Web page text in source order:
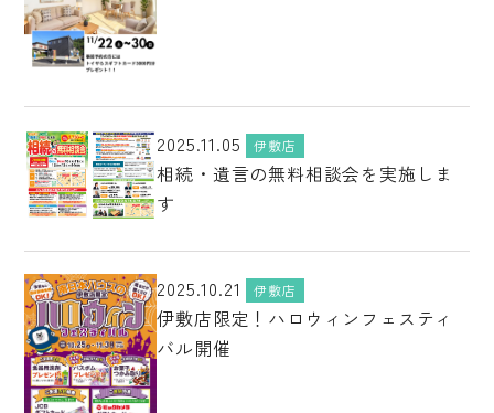
2025.11.05 伊敷店
相続・遺言の無料相談会を実施しま
す
2025.10.21 伊敷店
伊敷店限定！ハロウィンフェスティ
バル開催